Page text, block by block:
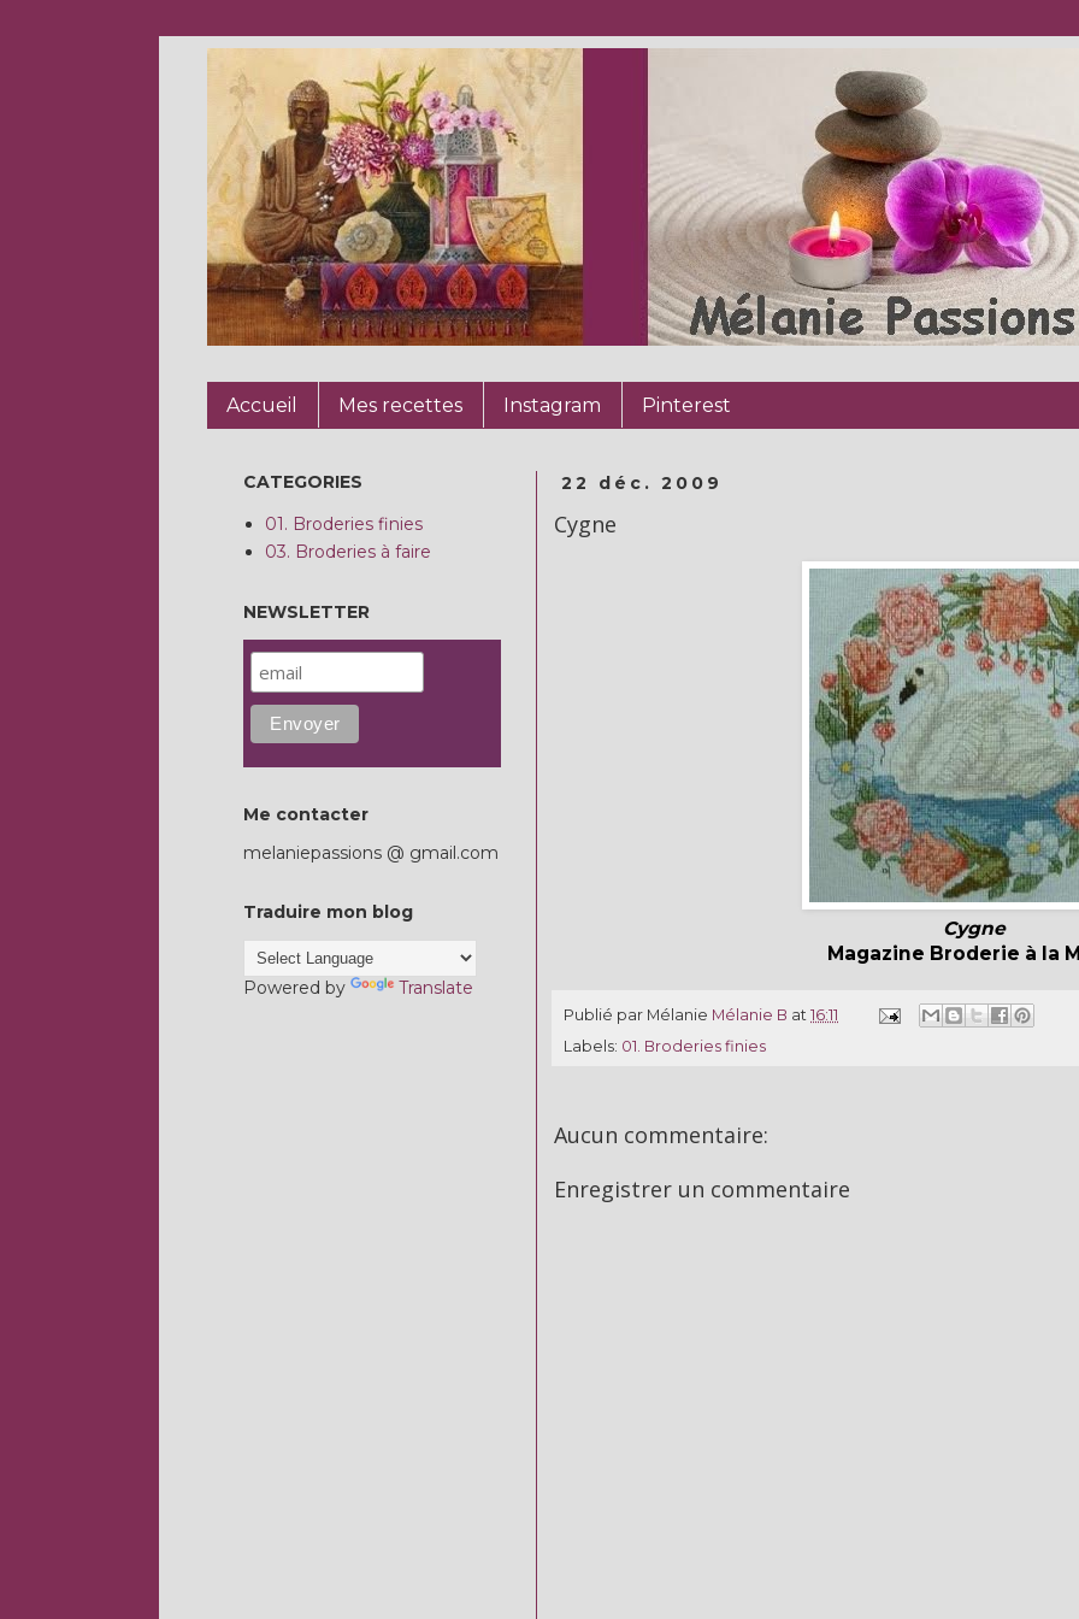
Accueil Mes recettes Instagram Pinterest
22 déc. 2009
Cygne
Cygne
Magazine Broderie à la
Publié par Mélanie Mélanie B at 16:11
Labels: 01. Broderies finies
Aucun commentaire:
Enregistrer un commentaire
CATEGORIES
01. Broderies finies
03. Broderies à faire
NEWSLETTER
Me contacter
melaniepassions @ gmail.com
Traduire mon blog
Powered by Translate